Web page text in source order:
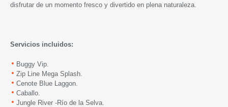
disfrutar de un momento fresco y divertido en plena naturaleza.
Servicios incluidos:
Buggy Vip.
Zip Line Mega Splash.
Cenote Blue Laggon.
Caballo.
Jungle River -Río de la Selva.